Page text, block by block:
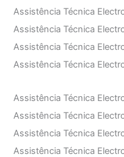
Assistência Técnica
Assistência Técnica
Assistência Técnica
Assistência Técnica
Assistência Técnica
Assistência Técnica
Assistência Técnica
Assistência Técnica